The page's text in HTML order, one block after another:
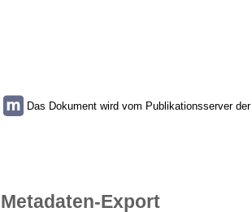
Das Dokument wird vom Publikationsserver
Metadaten-Export